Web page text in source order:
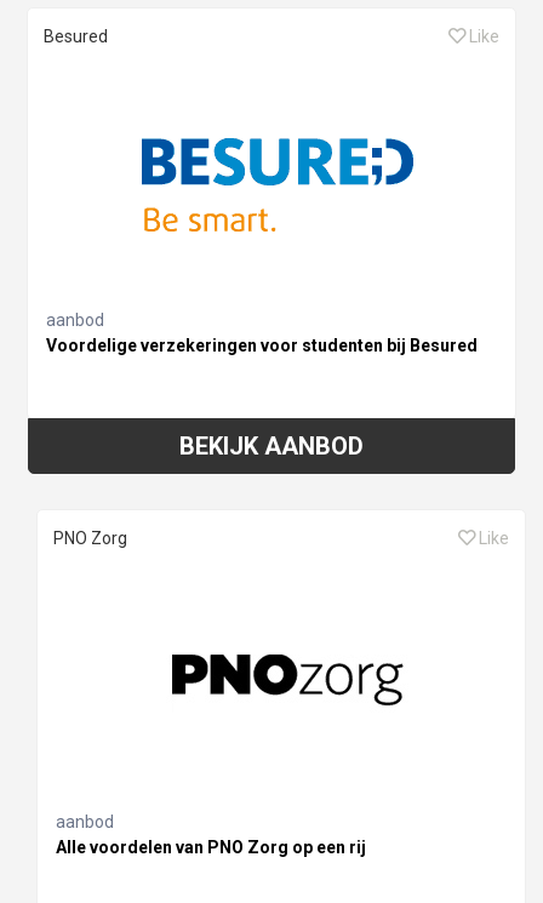
Besured Like
aanbod
Voordelige verzekeringen voor studenten bij Besured
BEKIJK AANBOD
PNO Zorg Like
aanbod
Alle voordelen van PNO Zorg op een rij